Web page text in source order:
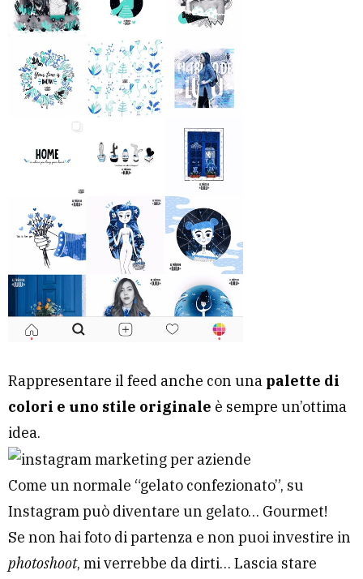
Rappresentare il feed anche con una palette di
colori e uno stile originale è sempre un’ottima
idea.
Come un normale “gelato confezionato”, su
Instagram può diventare un gelato… Gourmet!
Se non hai foto di partenza e non puoi investire in
photoshoot, mi verrebbe da dirti… Lascia stare